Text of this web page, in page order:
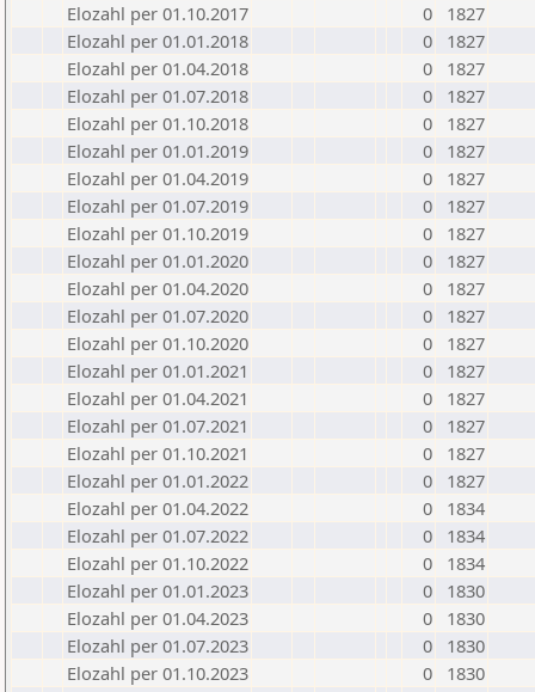
Elozahl per 01.10.2017
0
1827
Elozahl per 01.01.2018
0
1827
Elozahl per 01.04.2018
0
1827
Elozahl per 01.07.2018
0
1827
Elozahl per 01.10.2018
0
1827
Elozahl per 01.01.2019
0
1827
Elozahl per 01.04.2019
0
1827
Elozahl per 01.07.2019
0
1827
Elozahl per 01.10.2019
0
1827
Elozahl per 01.01.2020
0
1827
Elozahl per 01.04.2020
0
1827
Elozahl per 01.07.2020
0
1827
Elozahl per 01.10.2020
0
1827
Elozahl per 01.01.2021
0
1827
Elozahl per 01.04.2021
0
1827
Elozahl per 01.07.2021
0
1827
Elozahl per 01.10.2021
0
1827
Elozahl per 01.01.2022
0
1827
Elozahl per 01.04.2022
0
1834
Elozahl per 01.07.2022
0
1834
Elozahl per 01.10.2022
0
1834
Elozahl per 01.01.2023
0
1830
Elozahl per 01.04.2023
0
1830
Elozahl per 01.07.2023
0
1830
Elozahl per 01.10.2023
0
1830